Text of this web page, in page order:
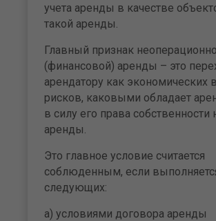
учета аренды в качестве
такой аренды.
Главный признак
(финансовой) аренды – это
арендатору как экономических
рисков, каковыми обладает
в силу его права собственности
аренды.
Это главное условие считается
соблюденным, если
следующих:
а) условиями договора аренды